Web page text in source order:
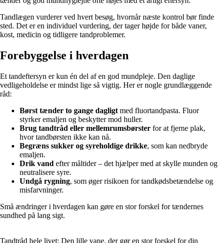
Tandlægen vurderer ved hvert besøg, hvornår næste kontrol bør finde
sted. Det er en individuel vurdering, der tager højde for både vaner,
kost, medicin og tidligere tandproblemer.
Forebyggelse i hverdagen
Et tandeftersyn er kun én del af en god mundpleje. Den daglige
vedligeholdelse er mindst lige så vigtig. Her er nogle grundlæggende
råd:
Børst tænder to gange dagligt med fluortandpasta. Fluor
styrker emaljen og beskytter mod huller.
Brug tandtråd eller mellemrumsbørster for at fjerne plak,
hvor tandbørsten ikke kan nå.
Begræns sukker og syreholdige drikke, som kan nedbryde
emaljen.
Drik vand efter måltider – det hjælper med at skylle munden og
neutralisere syre.
Undgå rygning, som øger risikoen for tandkødsbetændelse og
misfarvninger.
Små ændringer i hverdagen kan gøre en stor forskel for tændernes
sundhed på lang sigt.
Tandtråd hele livet: Den lille vane, der gør en stor forskel for din